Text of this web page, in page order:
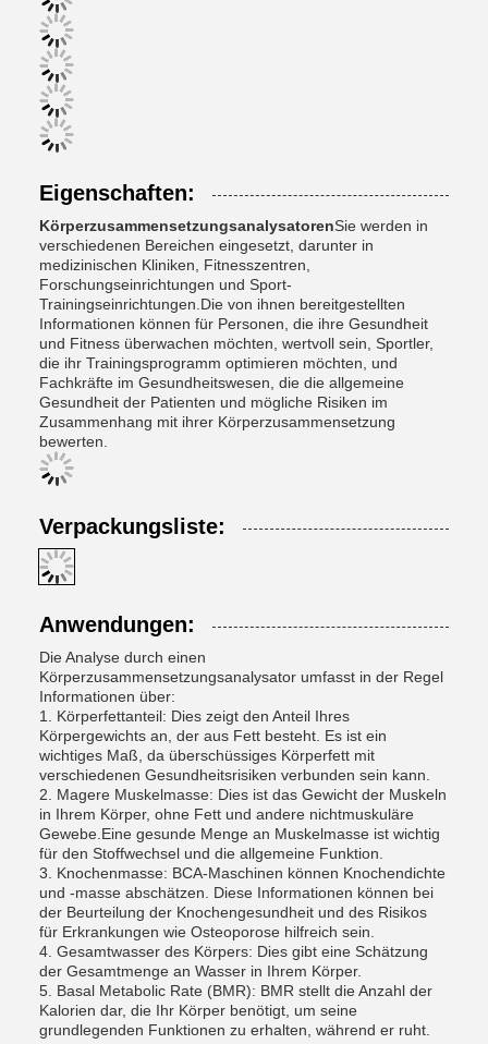
Eigenschaften:
KörperzusammensetzungsanalysatorenSie werden in
verschiedenen Bereichen eingesetzt, darunter in
medizinischen Kliniken, Fitnesszentren,
Forschungseinrichtungen und Sport-
Trainingseinrichtungen.Die von ihnen bereitgestellten
Informationen können für Personen, die ihre Gesundheit
und Fitness überwachen möchten, wertvoll sein, Sportler,
die ihr Trainingsprogramm optimieren möchten, und
Fachkräfte im Gesundheitswesen, die die allgemeine
Gesundheit der Patienten und mögliche Risiken im
Zusammenhang mit ihrer Körperzusammensetzung
bewerten.
Verpackungsliste:
Anwendungen:
Die Analyse durch einen
Körperzusammensetzungsanalysator umfasst in der Regel
Informationen über:
1. Körperfettanteil: Dies zeigt den Anteil Ihres
Körpergewichts an, der aus Fett besteht. Es ist ein
wichtiges Maß, da überschüssiges Körperfett mit
verschiedenen Gesundheitsrisiken verbunden sein kann.
2. Magere Muskelmasse: Dies ist das Gewicht der Muskeln
in Ihrem Körper, ohne Fett und andere nichtmuskuläre
Gewebe.Eine gesunde Menge an Muskelmasse ist wichtig
für den Stoffwechsel und die allgemeine Funktion.
3. Knochenmasse: BCA-Maschinen können Knochendichte
und -masse abschätzen. Diese Informationen können bei
der Beurteilung der Knochengesundheit und des Risikos
für Erkrankungen wie Osteoporose hilfreich sein.
4. Gesamtwasser des Körpers: Dies gibt eine Schätzung
der Gesamtmenge an Wasser in Ihrem Körper.
5. Basal Metabolic Rate (BMR): BMR stellt die Anzahl der
Kalorien dar, die Ihr Körper benötigt, um seine
grundlegenden Funktionen zu erhalten, während er ruht.